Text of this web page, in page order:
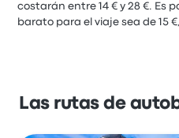
costarán entre 14 € y 28 €. Es
barato para el viaje sea de 15
Las rutas de